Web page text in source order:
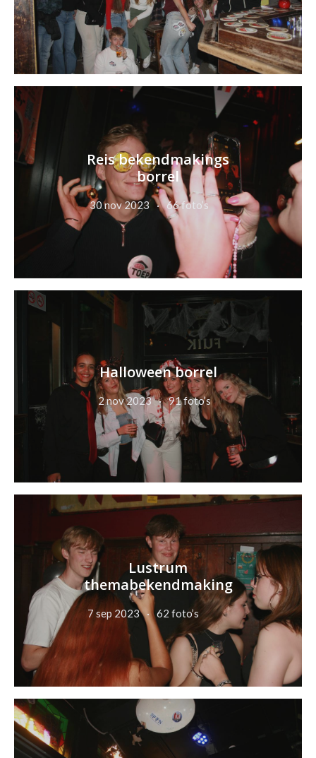
Reis bekendmakings
borrel
30 nov 2023 66 foto’s
Halloween borrel
2 nov 2023 91 foto’s
Lustrum
themabekendmaking
7 sep 2023 62 foto’s